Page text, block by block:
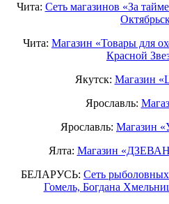
Чита: Сеть магазинов «За
Чита: Магазин «Товары для
Красной
Якутск: Магазин
Ярославль:
Ярославль: Магазин
Ялта: Магазин
БЕЛАРУСЬ: Сеть
Гомель, Богдана